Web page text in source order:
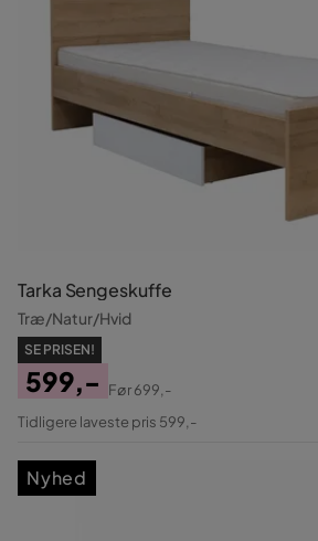
Tarka Sengeskuffe
Træ/Natur/Hvid
SE PRISEN!
Pris
599,-
Original
Før699,-
Tidligere laveste pris 599,-
Nyhed